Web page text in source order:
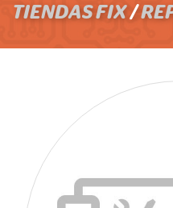
TIENDAS FIX/